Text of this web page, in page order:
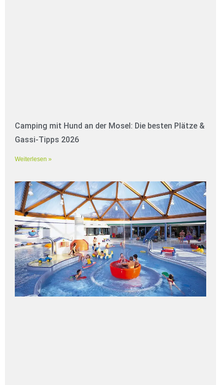
Camping mit Hund an der Mosel: Die besten Plätze &
Gassi-Tipps 2026
Weiterlesen »